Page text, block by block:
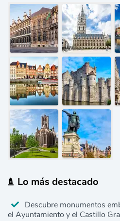
Lo más destacado
Descubre monumentos
el Ayuntamiento y el Castillo